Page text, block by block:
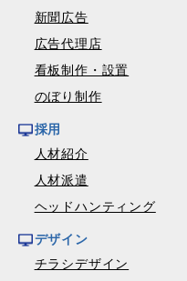
新聞広告
広告代理店
看板制作・設置
のぼり制作
採用
人材紹介
人材派遣
ヘッドハンティング
デザイン
チラシデザイン